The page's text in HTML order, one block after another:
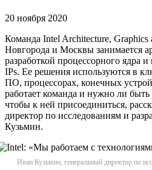
20 ноября 2020
Команда Intel Architecture,
Новгорода и Москвы занимается
разработкой процессорного ядра
IPs. Ее решения используются в
ПО, процессорах, конечных
работает команда и нужно ли
чтобы к ней присоединиться,
директор по исследованиям и
Кузьмин.
Иван Кузьмин, генеральный директор по